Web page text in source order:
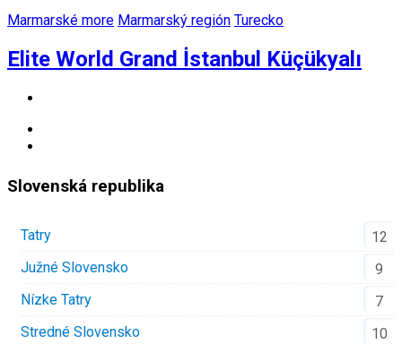
Marmarské more Marmarský región Turecko
Elite World Grand İstanbul Küçükyalı
Slovenská republika
Tatry
12
Južné Slovensko
9
Nízke Tatry
7
Stredné Slovensko
10